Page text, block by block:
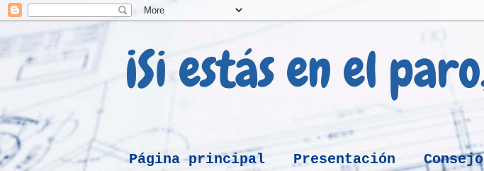
¡Si estás en el
Página principal Presentación